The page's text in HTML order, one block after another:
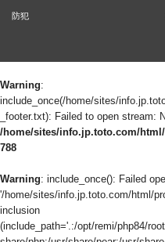
防犯
Warning:
include_once(/home/sites/
_footer.txt): Failed to open stream:
/home/sites/info.jp.toto.com/
788
Warning: include_once(): Failed
'/home/sites/info.jp.toto.com/html/
inclusion
(include_path='.:/opt/remi/php84/